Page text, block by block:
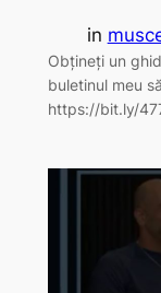
in
Obțineți un
buletinul meu
https://bit.ly/